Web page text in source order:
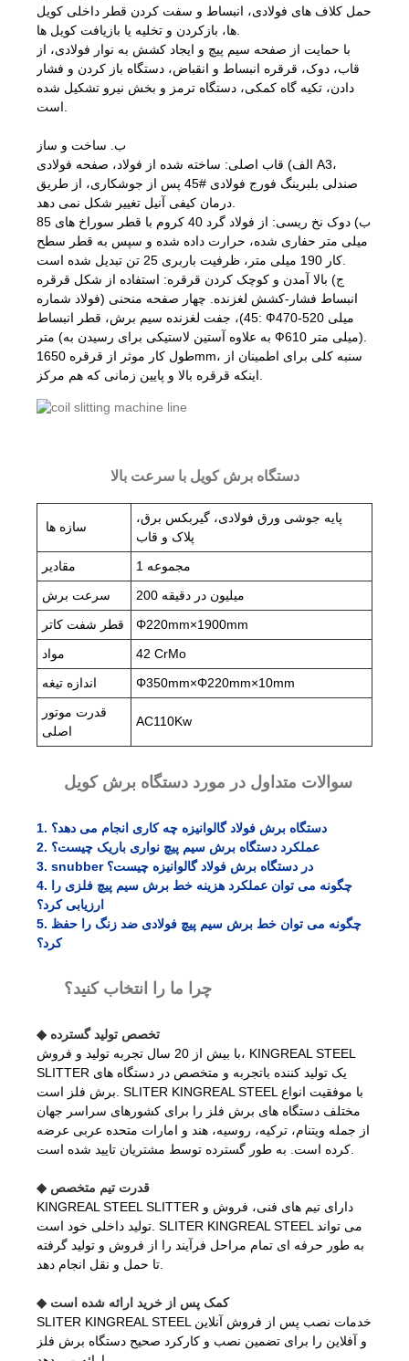
حمل کلاف های فولادی، انبساط و سفت کردن قطر داخلی کویل
با حمایت از صفحه سیم پیچ و ایجاد کشش به نوار فولادی، از
قاب، دوک، قرقره انبساط و انقباض، دستگاه باز کردن و فشار
دادن، تکیه گاه کمکی، دستگاه ترمز و بخش نیرو تشکیل شده
ب. ساخت و ساز
الف) قاب اصلی: ساخته شده از فولاد، صفحه فولادی A3،
صندلی بلبرینگ فورج فولادی #45 پس از جوشکاری، از طریق
ب) دوک نخ ریسی: از فولاد گرد 40 کروم با قطر سوراخ های 85
میلی متر حفاری شده، حرارت داده شده و سپس به قطر سطح
ج) بالا آمدن و کوچک کردن قرقره: استفاده از شکل قرقره
انبساط فشار-کشش لغزنده. چهار صفحه منحنی (فولاد شماره
45)، جفت لغزنده سیم برش، قطر انبساط: Ф470-520 میلی
متر (به علاوه آستین لاستیکی برای رسیدن به Ф610 میلی متر).
طول کار موثر از قرقره 1650mm، سنبه کلی برای اطمینان از
دستگاه برش کویل با سرعت بالا
سازه ها
پایه جوشی ورق فولادی، گیربکس برق،
پلاک و قاب
مقادیر
1 مجموعه
سرعت برش
200 میلیون در دقیقه
قطر شفت کاتر
Φ220mm×1900mm
مواد
42 CrMo
اندازه تیغه
Φ350mm×Φ220mm×10mm
قدرت موتور
اصلی
AC110Kw
سوالات متداول در مورد دستگاه برش کویل
1. دستگاه برش فولاد گالوانیزه چه کاری انجام می دهد؟
2. عملکرد دستگاه برش سیم پیچ نواری باریک چیست؟
3. snubber در دستگاه برش فولاد گالوانیزه چیست؟
4. چگونه می توان عملکرد هزینه خط برش سیم پیچ فلزی را
ارزیابی کرد؟
5. چگونه می توان خط برش سیم پیچ فولادی ضد زنگ را حفظ
کرد؟
چرا ما را انتخاب کنید؟
◆ تخصص تولید گسترده
با بیش از 20 سال تجربه تولید و فروش، KINGREAL STEEL
SLITTER یک تولید کننده باتجربه و متخصص در دستگاه های
برش فلز است. SLITER KINGREAL STEEL با موفقیت انواع
مختلف دستگاه های برش فلز را برای کشورهای سراسر جهان
از جمله ویتنام، ترکیه، روسیه، هند و امارات متحده عربی عرضه
◆ قدرت تیم متخصص
KINGREAL STEEL SLITTER دارای تیم های فنی، فروش و
تولید داخلی خود است. SLITER KINGREAL STEEL می تواند
به طور حرفه ای تمام مراحل فرآیند را از فروش و تولید گرفته
◆ کمک پس از خرید ارائه شده است
SLITER KINGREAL STEEL خدمات نصب پس از فروش آنلاین
و آفلاین را برای تضمین نصب و کارکرد صحیح دستگاه برش فلز